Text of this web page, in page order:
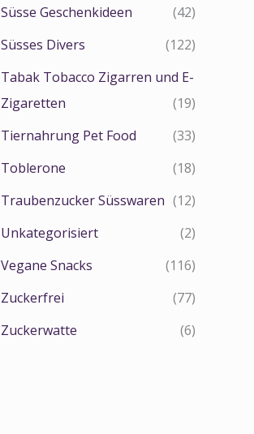
Süsse Geschenkideen
(42)
Süsses Divers
(122)
Tabak Tobacco Zigarren und E-
Zigaretten
(19)
Tiernahrung Pet Food
(33)
Toblerone
(18)
Traubenzucker Süsswaren (12)
Unkategorisiert
(2)
Vegane Snacks
(116)
Zuckerfrei
(77)
Zuckerwatte
(6)